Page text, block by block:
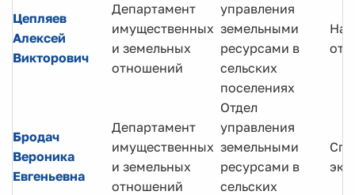
Цепляев
Алексей
Викторович
Департамент
имущественных
и земельных
отношений
управления
земельными
ресурсами в
сельских
поселениях
Бродач
Вероника
Евгеньевна
Департамент
имущественных
и земельных
отношений
Отдел
управления
земельными
ресурсами в
сельских